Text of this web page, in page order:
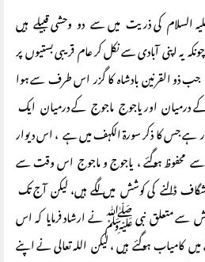
السلام کی ذریت میں سے دو وحشی قبیلے ہیں
یہ اپنی آبادی سے نکل کر عام قریبی بستیوں پر
جب ذو القرنین بادشاہ کا گزر اس طرف سے ہوا
درمیان اور یاجوج ماجوج کے درمیان ایک
ہے جس کا ذکر سورۃ الکہف میں ہے ، اس دیوار
محفوظ ہوگئے ، یاجوج و ماجوج اس وقت سے
ڈالنے کی کوشش میں لگے ہیں، لیکن آج تک
سے متعلق نبی ﷺ نے ارشاد فرمایا کہ اس
کامیاب ہوگئے ہیں ، لیکن اللہ تعالی نے اپنے